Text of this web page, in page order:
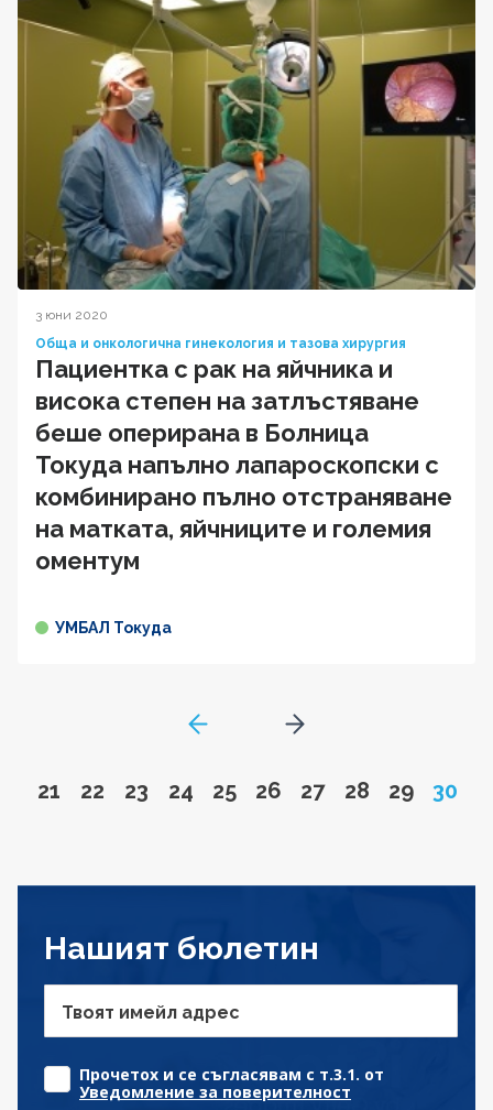
3 юни 2020
Обща и онкологична гинекология и тазова хирургия
Пациентка с рак на яйчника и
висока степен на затлъстяване
беше оперирана в Болница
Токуда напълно лапароскопски с
комбинирано пълно отстраняване
на матката, яйчниците и големия
оментум
УМБАЛ Токуда
GoToPreviousPage
Go to page
21 Go to page
22 Go to page
23 Go to page
24 Go to page
25 Go to page
26 Go to page
27 Go to page
28 Go to
29 Page
30
Go to next page
Нашият бюлетин
Твоят имейл адрес
Прочетох и се съгласявам с т.3.1. от
Уведомление за поверителност